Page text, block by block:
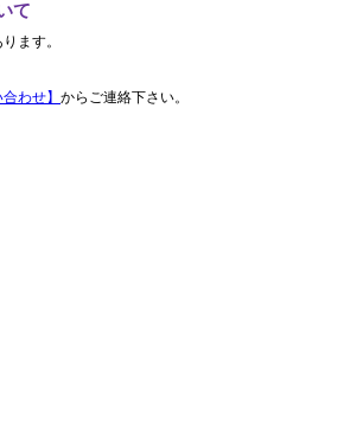
て
ます。
合わせ】 からご連絡下さい。